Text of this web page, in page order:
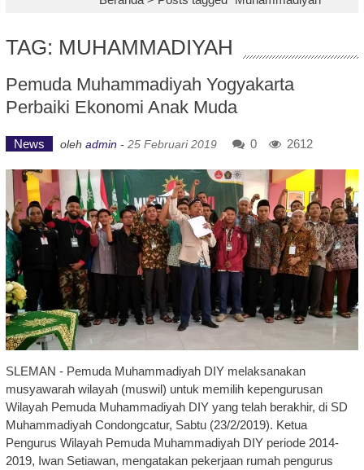
TAG: MUHAMMADIYAH
Pemuda Muhammadiyah Yogyakarta
Perbaiki Ekonomi Anak Muda
News oleh admin - 25 Februari 2019 0 2612
SLEMAN - Pemuda Muhammadiyah DIY melaksanakan
musyawarah wilayah (muswil) untuk memilih kepengurusan
Wilayah Pemuda Muhammadiyah DIY yang telah berakhir, di SD
Muhammadiyah Condongcatur, Sabtu (23/2/2019). Ketua
Pengurus Wilayah Pemuda Muhammadiyah DIY periode 2014-
2019, Iwan Setiawan, mengatakan pekerjaan rumah pengurus